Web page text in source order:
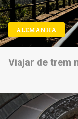
ALEMANHA
Viajar de trem